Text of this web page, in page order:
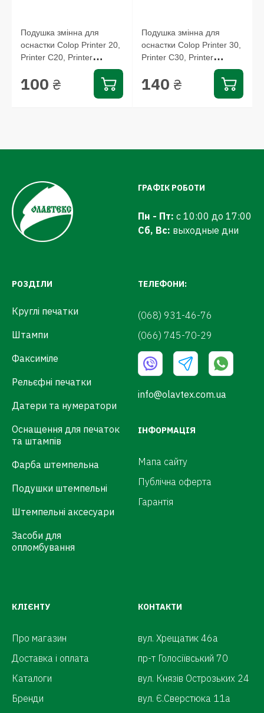
Подушка змінна для
оснастки Colop Printer 20,
Printer С20, Printer
100 ₴
Подушка змінна для
оснастки Colop Printer 30,
Printer С30, Printer
140 ₴
ГРАФІК РОБОТИ
Пн - Пт: с 10:00 до 17:00
Сб, Вс: выходные дни
РОЗДІЛИ
Круглі печатки
Штампи
Факсиміле
Рельєфні печатки
Датери та нумератори
Оснащення для печаток
та штампів
Фарба штемпельна
Подушки штемпельні
Штемпельні аксесуари
Засоби для
опломбування
ТЕЛЕФОНИ:
(068) 931-46-76
(066) 745-70-29
info@olavtex.com.ua
ІНФОРМАЦІЯ
Мапа сайту
Публічна оферта
Гарантія
КЛІЄНТУ
Про магазин
Доставка і оплата
Каталоги
Бренди
КОНТАКТИ
вул. Хрещатик 46а
пр-т Голосіївський 70
вул. Князів Острозьких 24
вул. Є.Сверстюка 11а